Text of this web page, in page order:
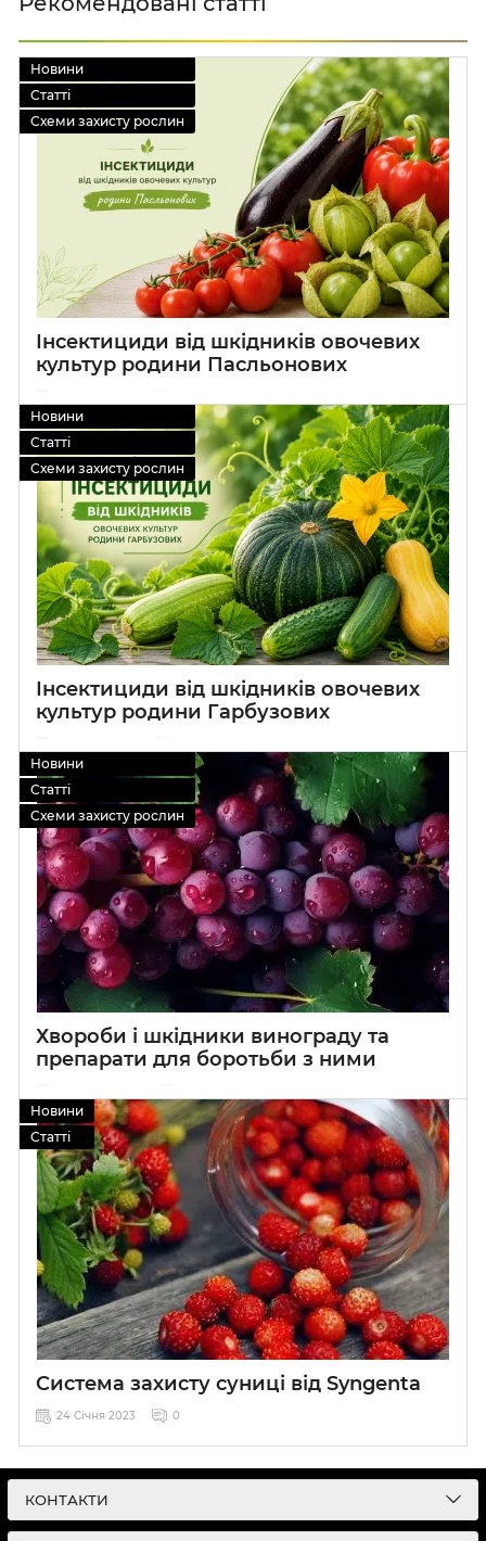
Новини
Статті
Схеми захисту рослин
Інсектициди від шкідників овочевих
культур родини Пасльонових
Новини
Статті
Схеми захисту рослин
Інсектициди від шкідників овочевих
культур родини Гарбузових
Новини
Статті
Схеми захисту рослин
Хвороби і шкідники винограду та
препарати для боротьби з ними
Новини
Статті
Система захисту суниці від Syngenta
24 Січня 2023 0
КОНТАКТИ